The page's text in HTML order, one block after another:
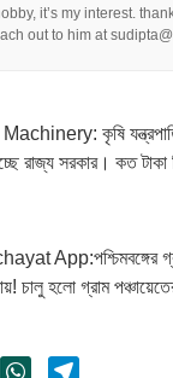
it’s my interest.
out to him at
কৃষি
রাজ্য সরকার। কত
App:পশ্চিমবঙ্গের
চালু হলো গ্রাম